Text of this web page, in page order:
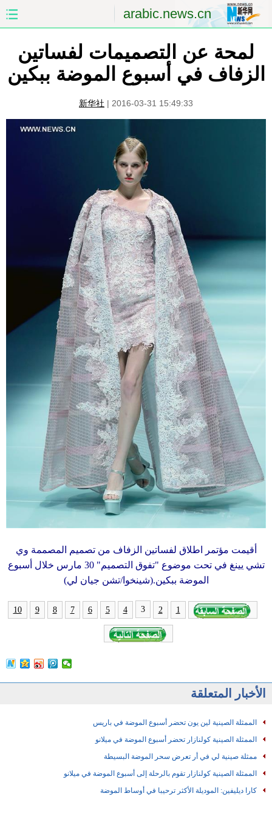
arabic.news.cn
الصين الصفحة الأولى
الشرق الأوسط العالم
الاقتصاد
مؤتمر صحفى للخارجية
لمحة عن التصميمات لفساتين
الزفاف في أسبوع الموضة ببكين
新华社 | 2016-03-31 15:49:33
أقيمت مؤتمر اطلاق لفساتين الزفاف من تصميم المصممة وي
تشي يينغ في تحت موضوع "تفوق التصميم" 30 مارس خلال أسبوع
الموضة ببكين.(شينخوا/تشن جيان لي)
1
2
3
4
5
6
7
8
9
10
الأخبار المتعلقة
الممثلة الصينية لين يون تحضر أسبوع الموضة في باريس
الممثلة الصينية كولنازار تحضر أسبوع الموضة في ميلانو
ممثلة صينية لي في أر تعرض سحر الموضة البسيطة
الممثلة الصينية كولنازار تقوم بالرحلة إلى أسبوع الموضة في ميلانو
كارا ديليفين: الموديلة الأكثر ترحيبا في أوساط الموضة